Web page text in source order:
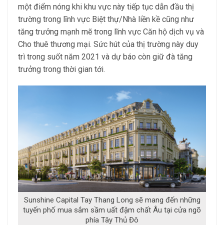
một điểm nóng khi khu vực này tiếp tục dẫn đầu thị
trường trong lĩnh vực Biệt thự/Nhà liền kề cũng như
tăng trưởng mạnh mẽ trong lĩnh vực Căn hộ dịch vụ và
Cho thuê thương mại. Sức hút của thị trường này duy
trì trong suốt năm 2021 và dự báo còn giữ đà tăng
trưởng trong thời gian tới.
Sunshine Capital Tay Thang Long sẽ mang đến những
tuyến phố mua sắm sầm uất đậm chất Âu tại cửa ngõ
phía Tây Thủ Đô